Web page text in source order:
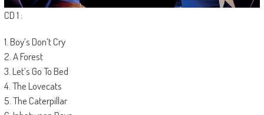
CD 1 :
1. Boy’s Don’t Cry
2. A Forest
3. Let’s Go To Bed
4. The Lovecats
5. The Caterpillar